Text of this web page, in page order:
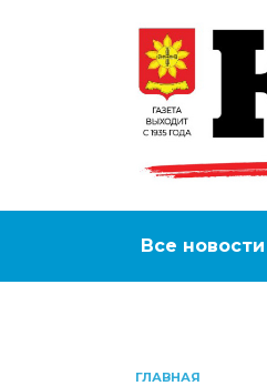
Все новости
ГЛАВНАЯ